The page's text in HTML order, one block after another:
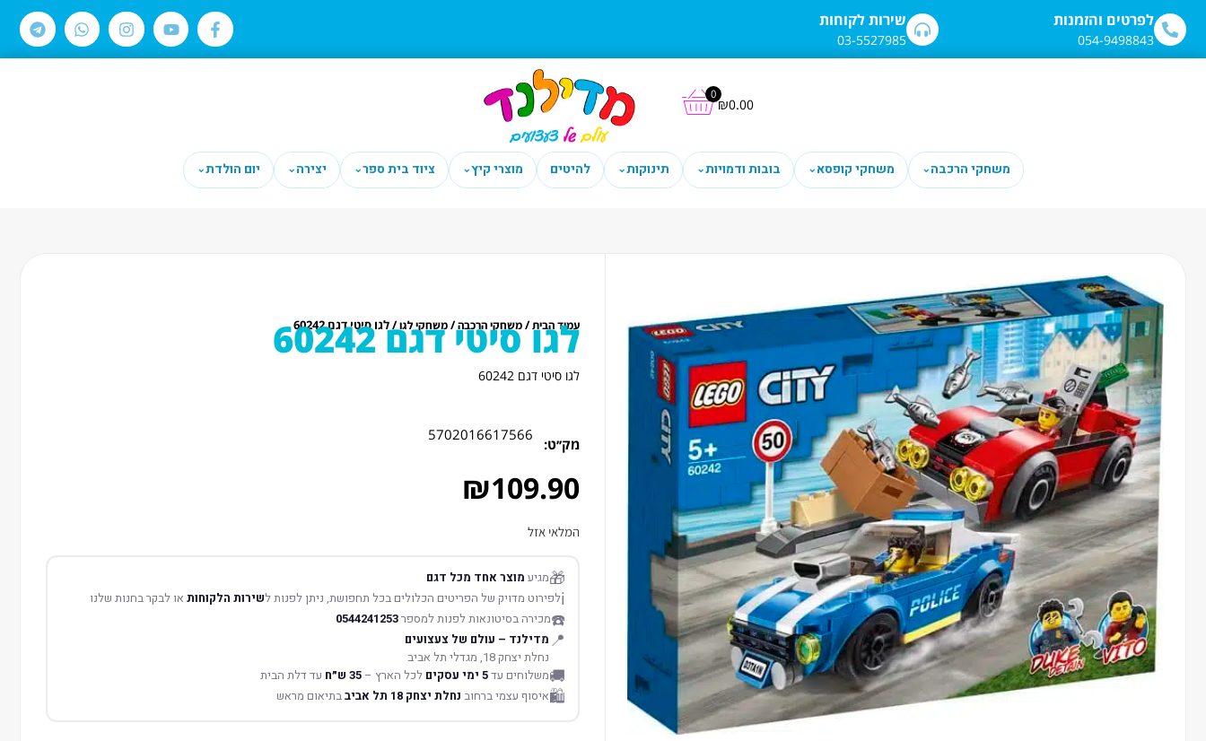
לתוכן שירות לקוחות
03-5527985
לפרטים והזמנות
054-9498843
₪0.00
0
משחקי הרכבה⌄ משחקי קופסא⌄ בובות ודמויות⌄ תינוקות⌄ להיטים מוצרי קיץ⌄ ציוד בית ספר⌄ יצירה⌄ יום הולדת⌄
עמוד הבית/משחקי הרכבה/משחקי לגו/ לגו סיטי דגם 60242לגו סיטי דגם 60242
לגו סיטי דגם 60242
מק׳׳ט:
5702016617566
₪109.90
המלאי אזל
🎁מגיע מוצר אחד מכל דגם
ℹ️לפירוט מדויק של הפריטים הכלולים בכל תחפושת, ניתן לפנות לשירות הלקוחותאו לבקר בחנות שלנו
☎️מכירה בסיטונאות לפנות למספר0544241253
📍 מדילנד – עולם של צעצועים
נחלת יצחק 18, מגדלי תל אביב
🚚משלוחים עד5 ימי עסקים לכל הארץ –35 ש״ח עד דלת הבית
🛍️איסוף עצמי ברחוב נחלת יצחק 18 תל אביב בתיאום מראש